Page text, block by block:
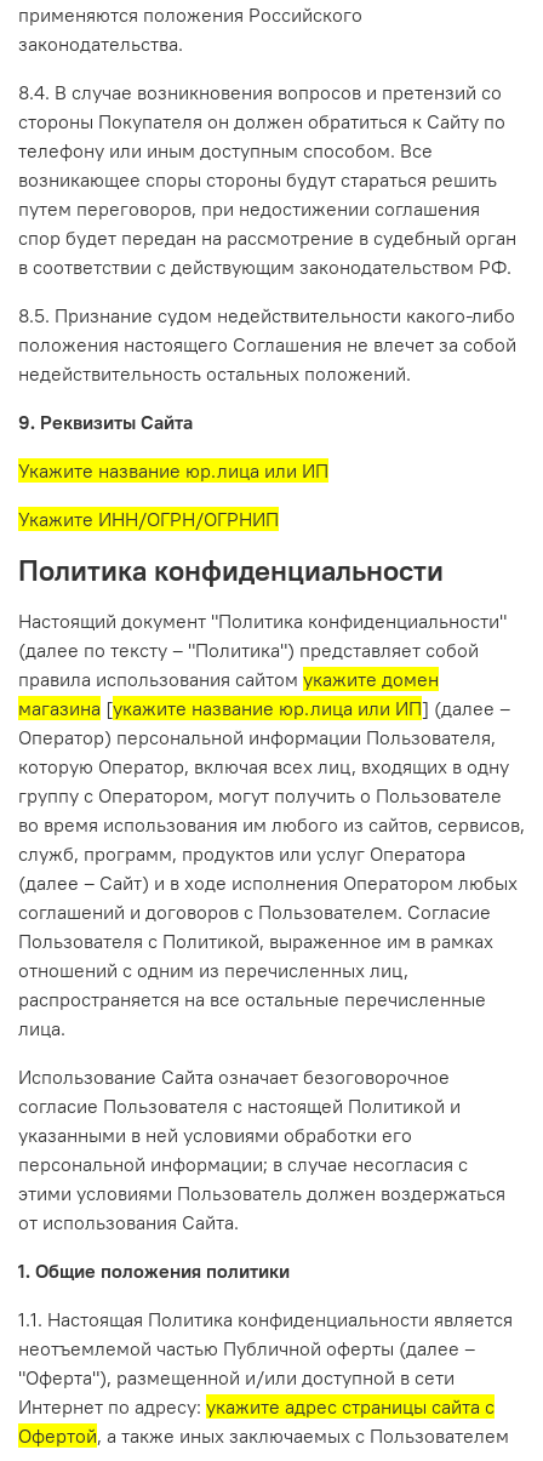
применяются положения Российского
законодательства.
8.4. В случае возникновения вопросов и претензий со
стороны Покупателя он должен обратиться к Сайту по
телефону или иным доступным способом. Все
возникающее споры стороны будут стараться решить
путем переговоров, при недостижении соглашения
спор будет передан на рассмотрение в судебный орган
в соответствии с действующим законодательством РФ.
8.5. Признание судом недействительности какого-либо
положения настоящего Соглашения не влечет за собой
недействительность остальных положений.
9. Реквизиты Сайта
Укажите название юр.лица или ИП
Укажите ИНН/ОГРН/ОГРНИП
Политика конфиденциальности
Настоящий документ "Политика конфиденциальности"
(далее по тексту – "Политика") представляет собой
правила использования сайтом укажите домен
магазина [укажите название юр.лица или ИП] (далее –
Оператор) персональной информации Пользователя,
которую Оператор, включая всех лиц, входящих в одну
группу с Оператором, могут получить о Пользователе
во время использования им любого из сайтов, сервисов,
служб, программ, продуктов или услуг Оператора
(далее – Сайт) и в ходе исполнения Оператором любых
соглашений и договоров с Пользователем. Согласие
Пользователя с Политикой, выраженное им в рамках
отношений с одним из перечисленных лиц,
распространяется на все остальные перечисленные
лица.
Использование Сайта означает безоговорочное
согласие Пользователя с настоящей Политикой и
указанными в ней условиями обработки его
персональной информации; в случае несогласия с
этими условиями Пользователь должен воздержаться
от использования Сайта.
1. Общие положения политики
1.1. Настоящая Политика конфиденциальности является
неотъемлемой частью Публичной оферты (далее –
"Оферта"), размещенной и/или доступной в сети
Интернет по адресу: укажите адрес страницы сайта с
Офертой, а также иных заключаемых с Пользователем